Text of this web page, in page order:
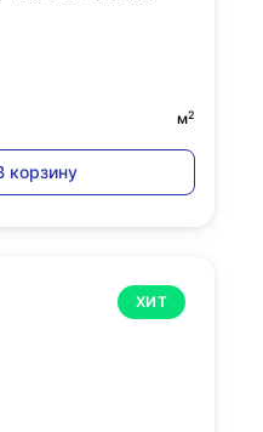
м2
корзину
ХИТ